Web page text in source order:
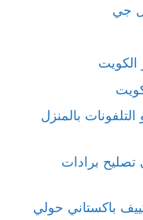
جي
الكويت
بالمنزل
24 ساعة فني تصليح برادات
باكستاني حولي